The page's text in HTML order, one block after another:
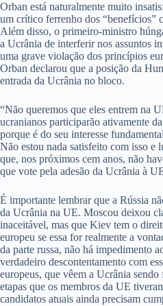
Orban está naturalmente muito
um crítico ferrenho dos “benefícios”
Além disso, o primeiro-ministro
a Ucrânia de interferir nos assuntos
uma grave violação dos princípios
Orban declarou que a posição da
entrada da Ucrânia no bloco.
“Não queremos que eles entrem na
ucranianos participarão ativamente
porque é do seu interesse
Não estou nada satisfeito com isso
que, nos próximos cem anos, não
que vote pela adesão da Ucrânia à
É importante lembrar que a Rússia
da Ucrânia na UE. Moscou deixou
inaceitável, mas que Kiev tem o
europeu se essa for realmente a
da parte russa, não há impedimento
verdadeiro descontentamento com
europeus, que vêem a Ucrânia
etapas que os membros da UE
candidatos atuais ainda precisam